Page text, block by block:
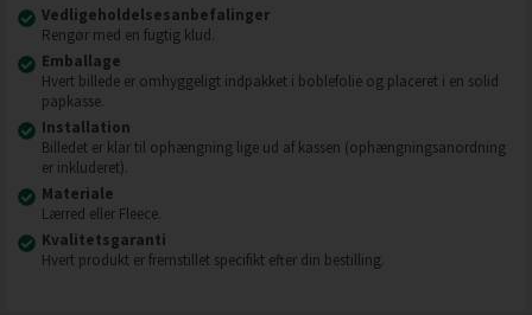
Vedligeholdelsesanbefalinger
Rengør med en fugtig klud.
Emballage
Hvert billede er omhyggeligt indpakket i boblefolie og placeret i en solid
papkasse.
Installation
Billedet er klar til ophængning lige ud af kassen (ophængningsanordning
er inkluderet).
Materiale
Lærred eller Fleece.
Kvalitetsgaranti
Hvert produkt er fremstillet specifikt efter din bestilling.